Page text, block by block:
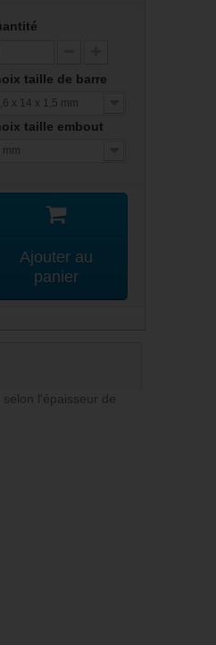
taille de barre
x 14 x 1,5 mm
taille embout
mm
Ajouter au
panier
l'épaisseur de